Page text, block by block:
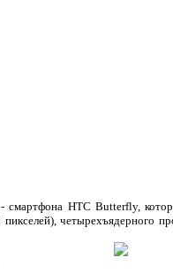
HTC Butterfly,
четырехъядерного